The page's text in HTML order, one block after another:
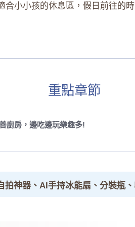
合小小孩的休息區，假日前往的
重點章節
廚房，邊吃邊玩樂趣多!
拍神器、AI手持冰能扇、分裝瓶